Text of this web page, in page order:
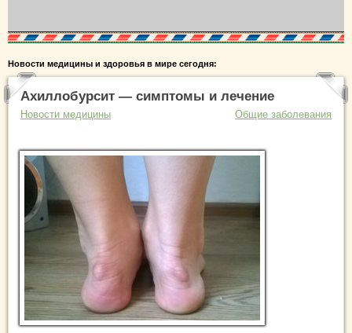
Новости медицины и здоровья в мире сегодня:
Ахиллобурсит — симптомы и лечение
Новости медицины Общие заболевания